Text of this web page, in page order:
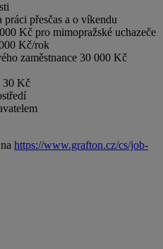
přesčas a o víkendu
Kč pro mimopražské uchazeče
Kč/rok
zaměstnance 30 000 Kč
30 Kč
https://www.grafton.cz/cs/job-